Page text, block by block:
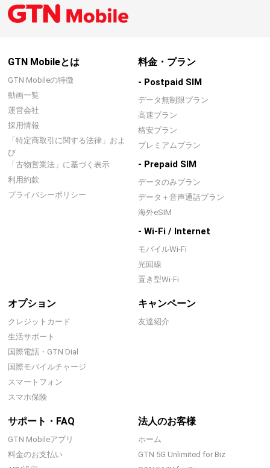
GTN Mobileとは
GTN Mobileの特徴
動画一覧
運営会社
採用情報
「特定商取引に関する法律」およ
び
「古物営業法」に基づく表示
利用約款
プライバシーポリシー
料金・プラン
- Postpaid SIM
データ無制限プラン
高速プラン
格安プラン
プレミアムプラン
- Prepaid SIM
データのみプラン
データ＋音声通話プラン
海外eSIM
- Wi-Fi / Internet
モバイルWi-Fi
光回線
置き型Wi-Fi
オプション
クレジットカード
生活サポート
国際電話・GTN Dial
国際モバイルチャージ
スマートフォン
スマホ保険
キャンペーン
友達紹介
サポート・FAQ
GTN Mobileアプリ
料金のお支払い
法人のお客様
ホーム
GTN 5G Unlimited for Biz